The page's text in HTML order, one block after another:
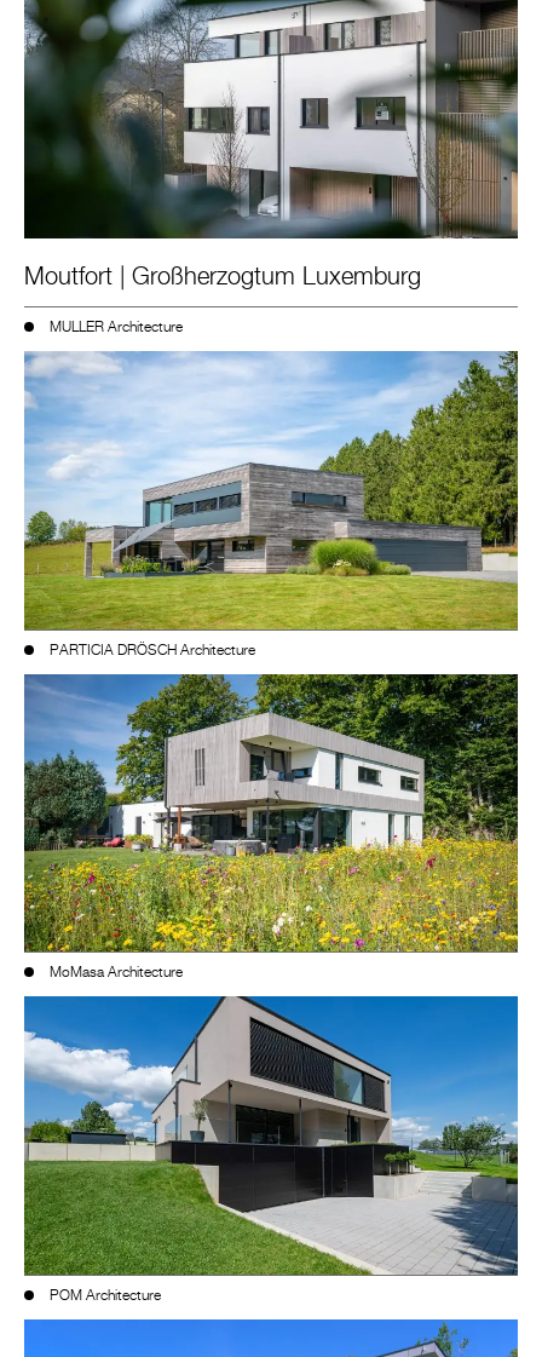
Moutfort | Großherzogtum Luxemburg
MULLER Architecture
PARTICIA DRÖSCH Architecture
MoMasa Architecture
POM Architecture